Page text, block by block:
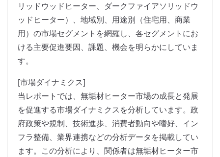
リッドウッドヒーター、ダークファイアソリッドウ
ッドヒーター）、地域別、用途別（住宅用、商業
用）の市場セグメントを網羅し、各セグメントにお
ける主要促進要因、課題、機会を明らかにしていま
す。
[市場ダイナミクス]
当レポートでは、無垢材ヒーター市場の成長と発展
を促進する市場ダイナミクスを分析しています。政
府政策や規制、技術進歩、消費者動向や嗜好、イン
フラ整備、業界連携などの分析データを掲載してい
ます。この分析により、関係者は無垢材ヒーター市